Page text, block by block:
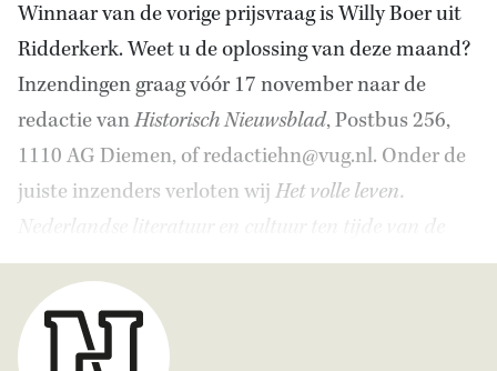
Winnaar van de vorige prijsvraag is Willy Boer uit
Ridderkerk. Weet u de oplossing van deze maand?
Inzendingen graag vóór 17 november naar de
redactie vanHistorisch Nieuwsblad, Postbus 256,
1110 AG Diemen, of redactiehn@vug.nl. Onder de
juiste inzenders verloten wijHet volle leven.
Nederlandse literatuur en cultuur ten tijde van de
Republiek (1550-1800)door René van Stipriaan.